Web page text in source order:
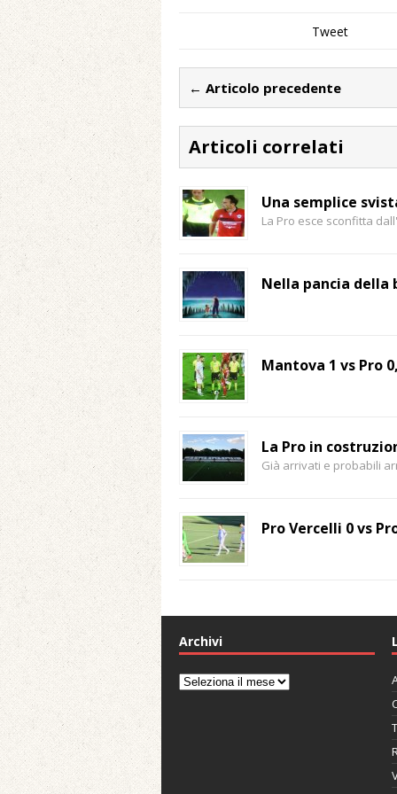
Tweet
← Articolo precedente
Articoli correlati
Una semplice
La Pro esce sconfitta
Nella pancia della
Mantova 1 vs Pro
La Pro in
Già arrivati e probabili
Pro Vercelli 0 vs
Archivi
Archivi